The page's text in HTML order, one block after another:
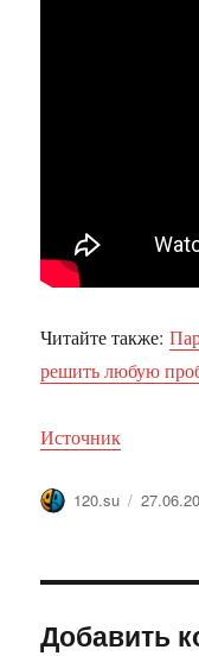
Читайте также:
решить любую
Источник
Автор
120.su
Добавить